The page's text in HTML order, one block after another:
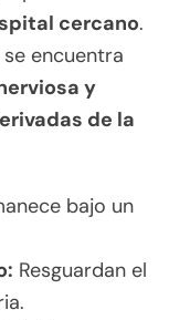
cercano.
encuentra
y
de la
bajo un
Resguardan el